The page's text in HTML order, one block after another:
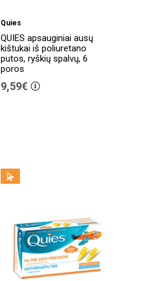
Quies
QUIES apsauginiai ausų
kištukai iš poliuretano
putos, ryškių spalvų, 6
poros
9,59€